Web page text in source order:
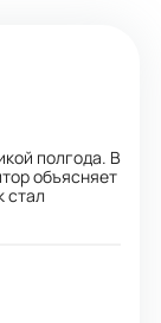
полгода. В
объясняет
стал